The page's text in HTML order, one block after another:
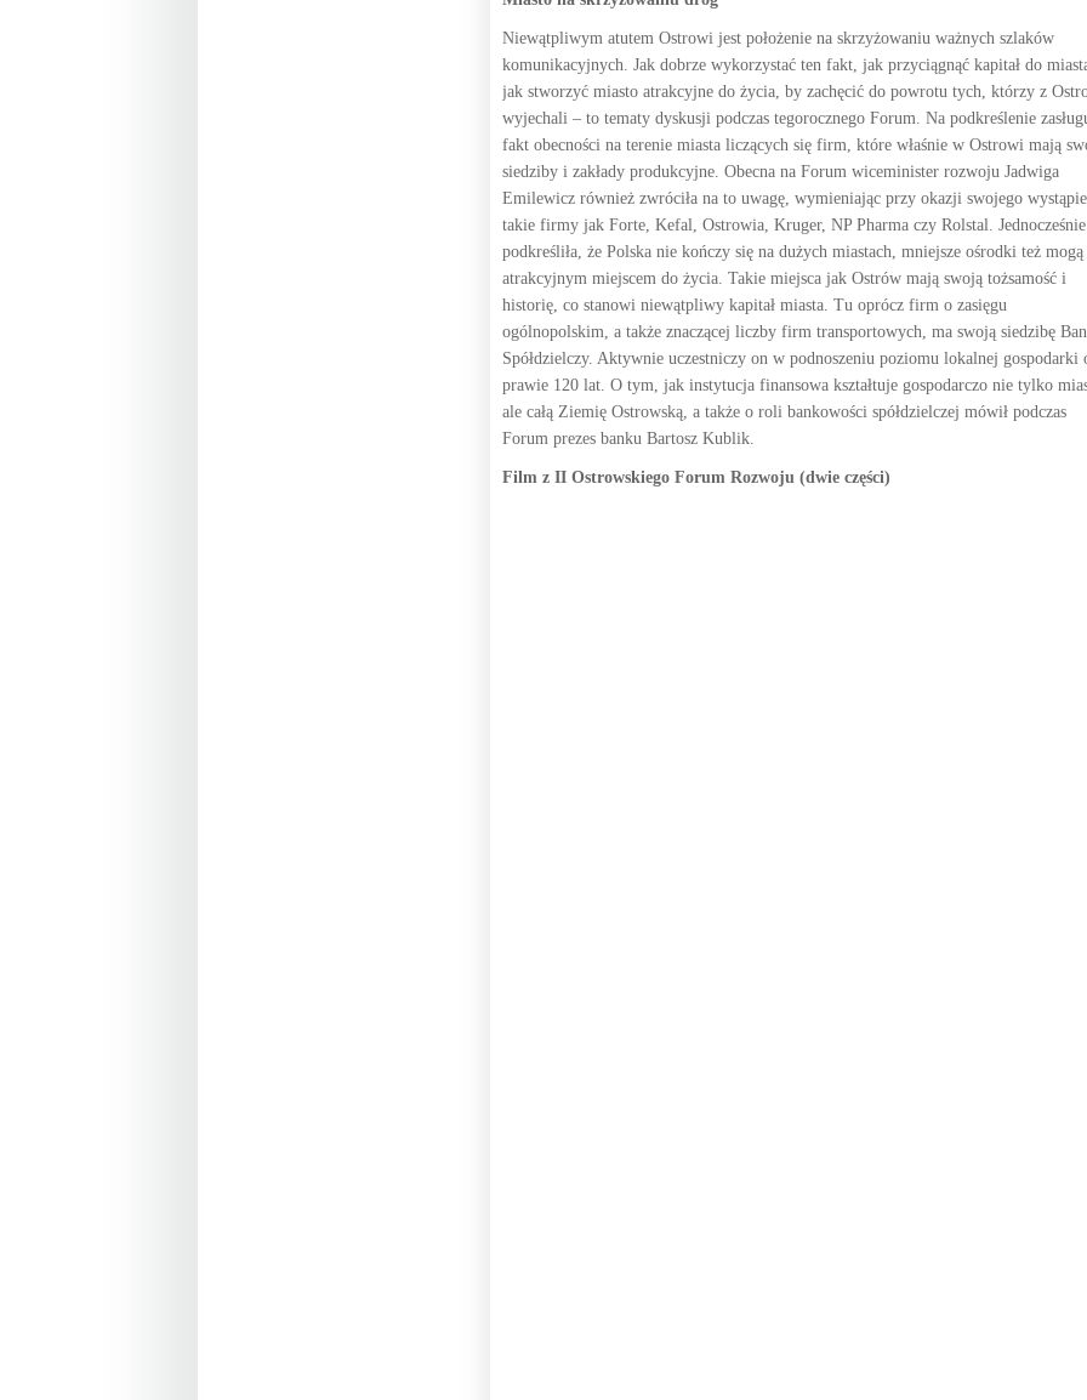
Niewątpliwym atutem Ostrowi jest położenie na skrzyżowaniu ważnych szlaków
komunikacyjnych. Jak dobrze wykorzystać ten fakt, jak przyciągnąć kapitał do
jak stworzyć miasto atrakcyjne do życia, by zachęcić do powrotu tych, którzy z
wyjechali – to tematy dyskusji podczas tegorocznego Forum. Na podkreślenie
fakt obecności na terenie miasta liczących się firm, które właśnie w Ostrowi mają
siedziby i zakłady produkcyjne. Obecna na Forum wiceminister rozwoju Jadwiga
Emilewicz również zwróciła na to uwagę, wymieniając przy okazji swojego
takie firmy jak Forte, Kefal, Ostrowia, Kruger, NP Pharma czy Rolstal. Jednocześnie
podkreśliła, że Polska nie kończy się na dużych miastach, mniejsze ośrodki też
atrakcyjnym miejscem do życia. Takie miejsca jak Ostrów mają swoją tożsamość i
historię, co stanowi niewątpliwy kapitał miasta. Tu oprócz firm o zasięgu
ogólnopolskim, a także znaczącej liczby firm transportowych, ma swoją siedzibę
Spółdzielczy. Aktywnie uczestniczy on w podnoszeniu poziomu lokalnej gospodarki
prawie 120 lat. O tym, jak instytucja finansowa kształtuje gospodarczo nie tylko
ale całą Ziemię Ostrowską, a także o roli bankowości spółdzielczej mówił podczas
Forum prezes banku Bartosz Kublik.
Film z II Ostrowskiego Forum Rozwoju (dwie części)